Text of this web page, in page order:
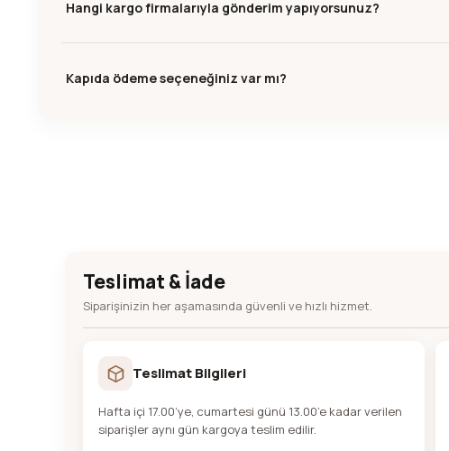
Hangi kargo firmalarıyla gönderim yapıyorsunuz?
Kapıda ödeme seçeneğiniz var mı?
Teslimat & İade
Siparişinizin her aşamasında güvenli ve hızlı hizmet.
Teslimat Bilgileri
Hafta içi 17.00’ye, cumartesi günü 13.00’e kadar verilen
siparişler aynı gün kargoya teslim edilir.